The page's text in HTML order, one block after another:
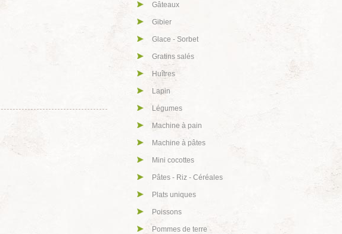
Gâteaux
Gibier
Glace - Sorbet
Gratins salés
Huîtres
Lapin
Légumes
Machine à pain
Machine à pâtes
Mini cocottes
Pâtes - Riz - Céréales
Plats uniques
Poissons
Pommes de terre